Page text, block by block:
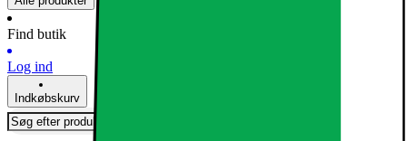
Find butik
Log ind
Indkøbskurv